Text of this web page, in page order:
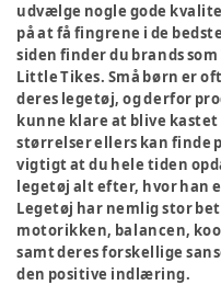
udvælge nogle gode
på at få fingrene i de
siden finder du brands
Little Tikes. Små børn er
deres legetøj, og derfor
kunne klare at blive kastet
størrelser ellers kan finde
vigtigt at du hele tiden
legetøj alt efter, hvor han
Legetøj har nemlig stor
motorikken, balancen,
samt deres forskellige
den positive indlæring.